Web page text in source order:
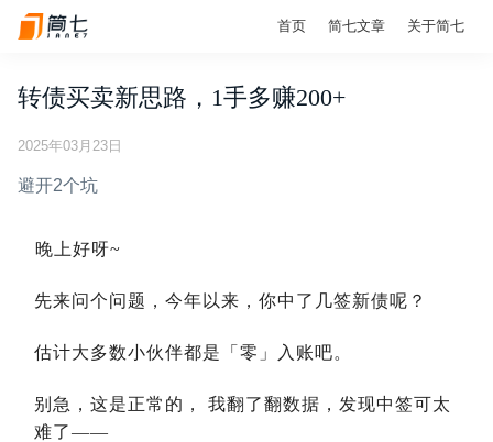
首页 简七文章 关于简七
转债买卖新思路，1手多赚200+
2025年03月23日
避开2个坑
晚上好呀~
先来问个问题，今年以来，你中了几签新债呢？
估计大多数小伙伴都是「零」入账吧。
别急，这是正常的， 我翻了翻数据，发现中签可太
难了——